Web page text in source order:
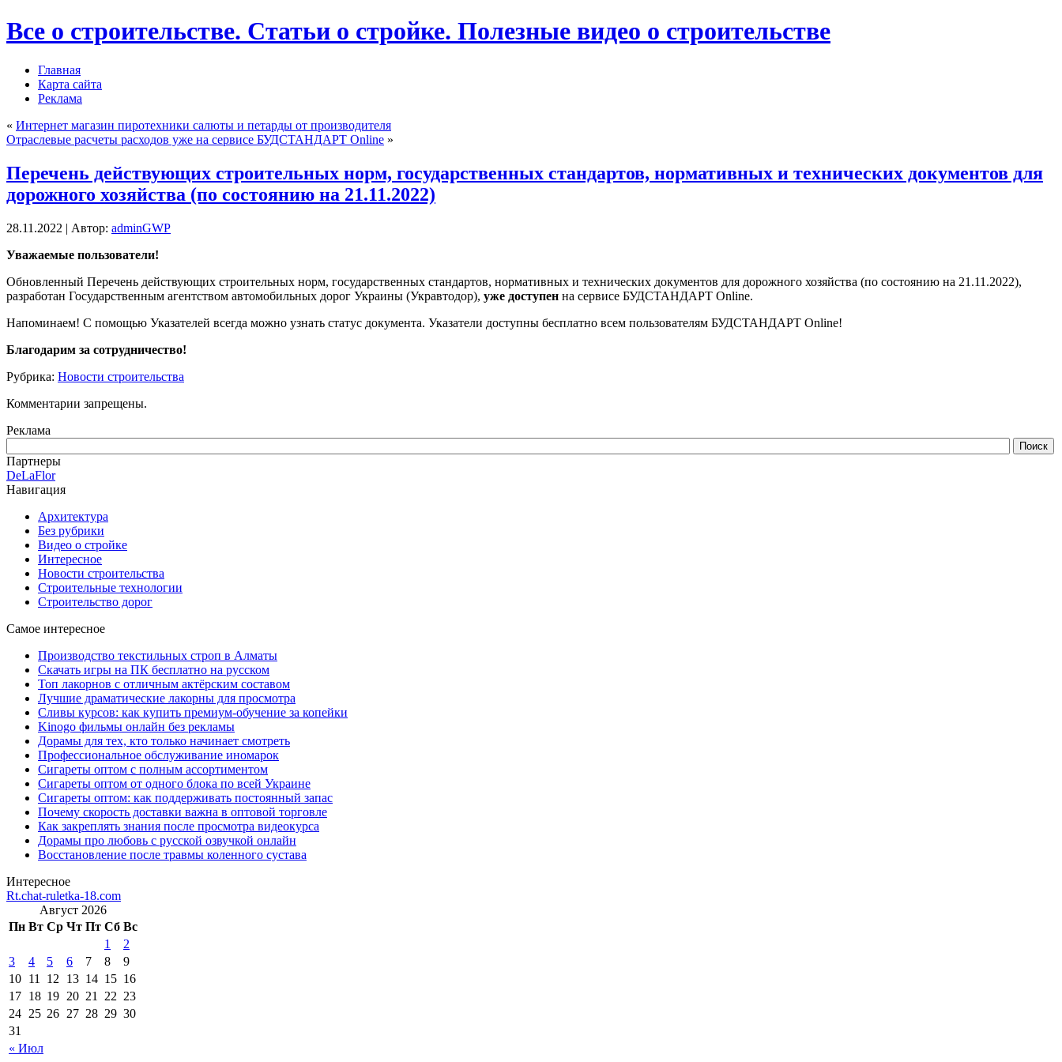
Все о строительстве. Статьи о стройке. Полезные видео о строительстве
Главная
Карта сайта
Реклама
« Интернет магазин пиротехники салюты и петарды от производителя
Отраслевые расчеты расходов уже на сервисе БУДСТАНДАРТ Online »
Перечень действующих строительных норм, государственных стандартов, нормативных и технических документов для
дорожного хозяйства (по состоянию на 21.11.2022)
28.11.2022 | Автор: adminGWP
Увaжaeмыe пользователи!
Обновленный Перечень действующих строительных норм, государственных стандартов, нормативных и технических документов для дорожного хозяйства (по состоянию на 21.11.2022),
разработан Государственным агентством автомобильных дорог Украины (Укравтодор), уже доступен на сервисе БУДСТАНДАРТ Online.
Напоминаем! С помощью Указателей всегда можно узнать статус документа. Указатели доступны бесплатно всем пользователям БУДСТАНДАРТ Online!
Благодарим за сотрудничество!
Рубрика: Новости строительства
Комментарии запрещены.
Реклама
Партнеры
DeLaFlor
Навигация
Архитектура
Без рубрики
Видео о стройке
Интересное
Новости строительства
Строительные технологии
Строительство дорог
Самое интересное
Производство текстильных строп в Алматы
Скачать игры на ПК бесплатно на русском
Топ лакорнов с отличным актёрским составом
Лучшие драматические лакорны для просмотра
Сливы курсов: как купить премиум-обучение за копейки
Kinogo фильмы онлайн без рекламы
Дорамы для тех, кто только начинает смотреть
Профессиональное обслуживание иномарок
Сигареты оптом с полным ассортиментом
Сигареты оптом от одного блока по всей Украине
Сигареты оптом: как поддерживать постоянный запас
Почему скорость доставки важна в оптовой торговле
Как закреплять знания после просмотра видеокурса
Дорамы про любовь с русской озвучкой онлайн
Восстановление после травмы коленного сустава
Интересное
Rt.chat-ruletka-18.com
Август 2026
Пн Вт Ср Чт Пт Сб Вс
« Июл
1
2
3
4 5 6 7 8
9
10 11 12 13 14 15 16
17 18 19 20 21 22 23
24 25 26 27 28 29 30
31